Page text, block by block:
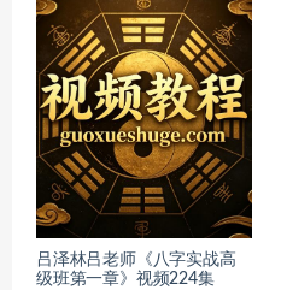
吕泽林吕老师《八字实战高
级班第一章》视频224集